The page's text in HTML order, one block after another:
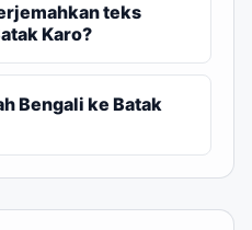
teks
Karo?
Bengali ke Batak